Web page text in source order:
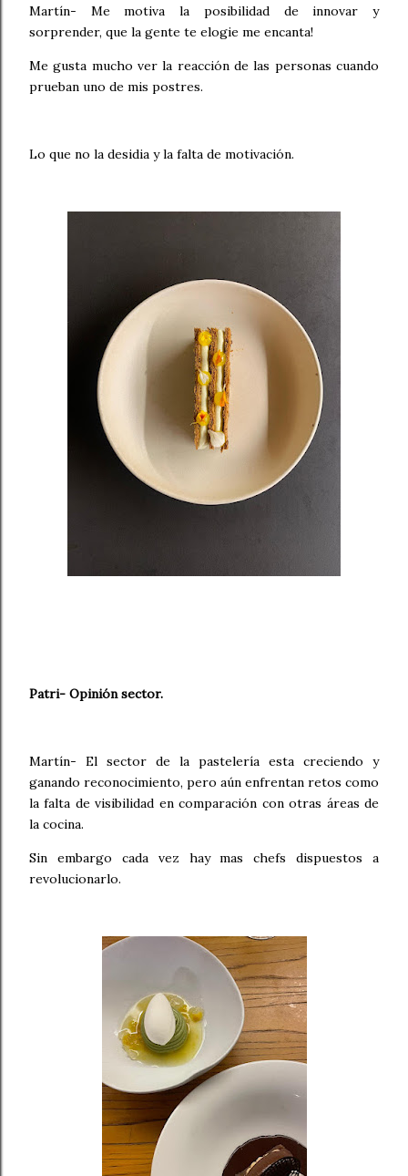
Martín- Me motiva la posibilidad de innovar y
sorprender, que la gente te elogie me encanta!
Me gusta mucho ver la reacción de las personas cuando
prueban uno de mis postres.
Lo que no la desidia y la falta de motivación.
Patri- Opinión sector.
Martín- El sector de la pastelería esta creciendo y
ganando reconocimiento, pero aún enfrentan retos como
la falta de visibilidad en comparación con otras áreas de
la cocina.
Sin embargo cada vez hay mas chefs dispuestos a
revolucionarlo.